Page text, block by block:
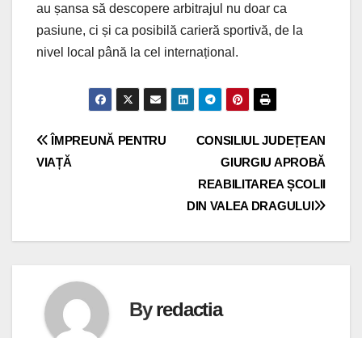
au șansa să descopere arbitrajul nu doar ca
pasiune, ci și ca posibilă carieră sportivă, de la
nivel local până la cel internațional.
Navigare
CONSILIUL JUDEȚEAN
GIURGIU APROBĂ
REABILITAREA ȘCOLII
DIN VALEA DRAGULUI
ÎMPREUNĂ PENTRU
VIAȚĂ
Byredactia